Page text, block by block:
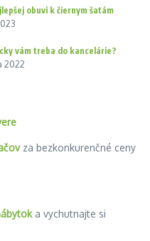
obuvi k čiernym šatám
vám treba do kancelárie?
2022
za bezkonkurenčné ceny
a vychutnajte si